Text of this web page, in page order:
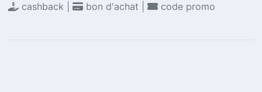
cashback |
bon d'achat | code promo